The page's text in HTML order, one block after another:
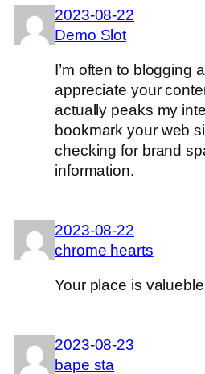
2023-08-22
Demo Slot
I’m often to blogging
appreciate your
actually peaks my
bookmark your web
checking for brand
information.
2023-08-22
chrome hearts
Your place is
2023-08-23
bape sta